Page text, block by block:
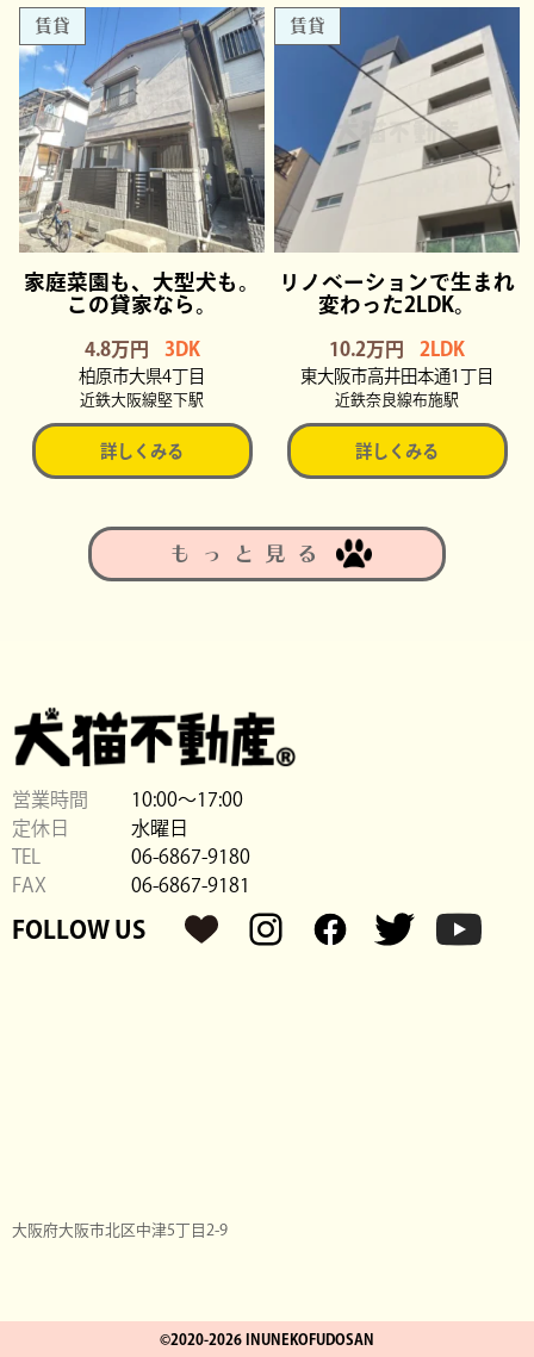
賃貸
家庭菜園も、大型犬も。
この貸家なら。
4.8万円 3DK
柏原市大県4丁目
近鉄大阪線堅下駅
詳しくみる
賃貸
リノベーションで生まれ
変わった2LDK。
10.2万円 2LDK
東大阪市高井田本通1丁目
近鉄奈良線布施駅
詳しくみる
もっと見る
営業時間
10:00〜17:00
定休日
水曜日
TEL
06-6867-9180
FAX
06-6867-9181
FOLLOW US
大阪府大阪市北区中津5丁目2-9
©2020-2026 INUNEKOFUDOSAN